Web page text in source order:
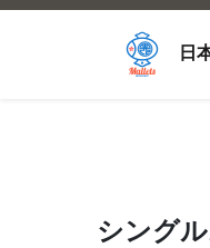
日
シング